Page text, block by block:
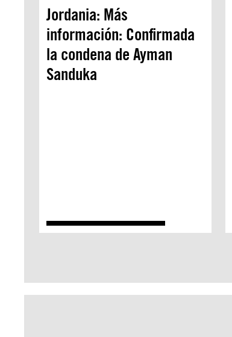
Jordania: Más
información: Confirmada
la condena de Ayman
Sanduka